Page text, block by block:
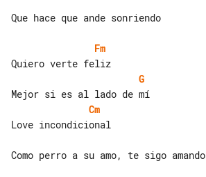
Que hace que ande sonriendo
Fm
G
Cm
Love incondicional
Como perro a su amo, te sigo amando